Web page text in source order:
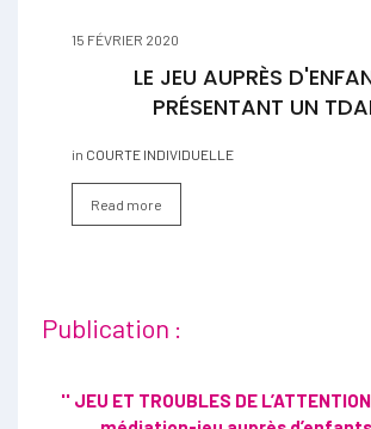
15 FÉVRIER 2020
LE JEU AUPRÈS
PRÉSENTANT UN
in COURTE INDIVIDUELLE
Read more
Publication :
'' JEU ET TROUBLES DE